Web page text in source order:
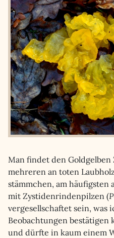
Man findet den
mehreren an toten
stämmchen, am
mit Zystidenrindenpilzen (
vergesellschaftet sein, was
Beobachtungen
und dürfte in kaum einem